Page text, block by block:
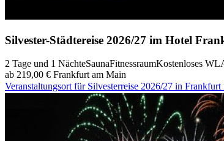
Silvester-Städtereise 2026/27 im Hotel
2 Tage und 1 NächteSaunaFitnessraumKostenloses
ab 219,00 € Frankfurt am Main
Veranstaltungsort für Silvesterreise 2026/27 in